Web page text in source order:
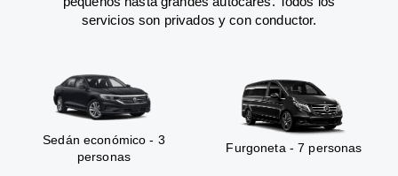
servicios son privados y con conductor.
Sedán económico - 3
personas
Furgoneta - 7 personas